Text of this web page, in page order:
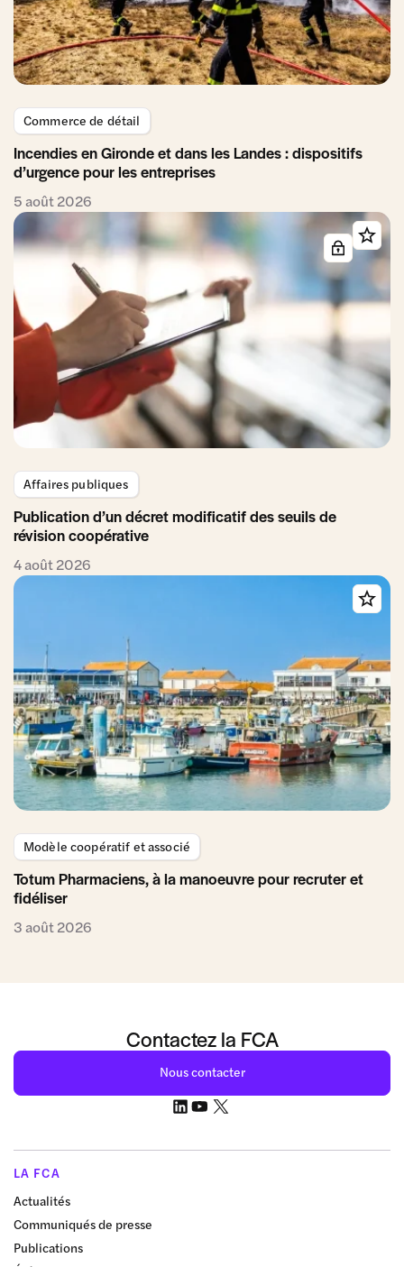
Commerce de détail
Incendies en Gironde et dans les Landes : dispositifs
d’urgence pour les entreprises
5 août 2026
Affaires publiques
Publication d’un décret modificatif des seuils de
révision coopérative
4 août 2026
Modèle coopératif et associé
Totum Pharmaciens, à la manoeuvre pour recruter et
fidéliser
3 août 2026
Contactez la FCA
Nous contacter
LA FCA
Actualités
Communiqués de presse
Publications